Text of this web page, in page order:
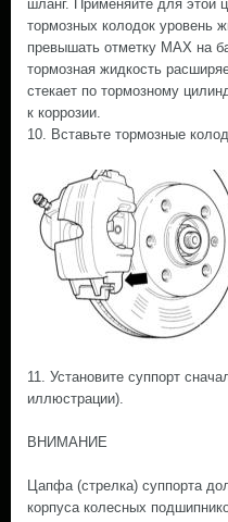
шланг. Применяйте для этой
тормозных колодок уровень
превышать отметку MAX на
тормозная жидкость
стекает по тормозному
к коррозии.
10. Вставьте тормозные
11. Установите суппорт
иллюстрации).
ВНИМАНИЕ
Цапфа (стрелка) суппорта
корпуса колесных